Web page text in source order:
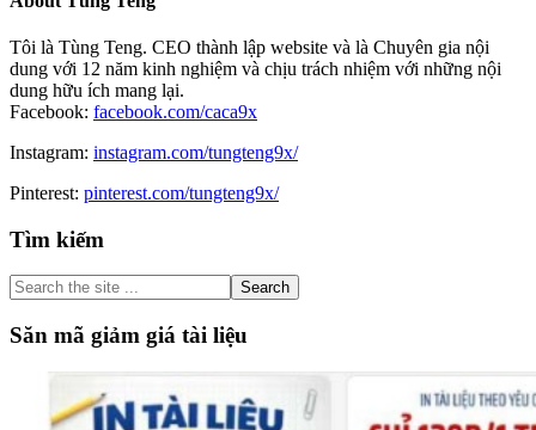
Tôi là Tùng Teng. CEO thành lập website và là Chuyên gia nội
dung với 12 năm kinh nghiệm và chịu trách nhiệm với những nội
dung hữu ích mang lại.
Facebook: facebook.com/caca9x
Instagram: instagram.com/tungteng9x/
Pinterest: pinterest.com/tungteng9x/
Primary
Sidebar
Tìm kiếm
Search
the
site
...
Săn mã giảm giá tài liệu